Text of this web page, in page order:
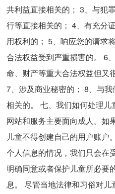
共利益直接相关的； 3、与犯
行等直接相关的； 4、有充分
用权利的； 5、响应您的请求
合法权益受到严重损害的。 6
命、财产等重大合法权益但又
7、涉及商业秘密的； 8、与
相关的。 七、我们如何处理儿
网站和服务主要面向成人。如
儿童不得创建自己的用户账户
个人信息的情况，我们只会在
明确同意或者保护儿童所必要
息。 尽管当地法律和习俗对